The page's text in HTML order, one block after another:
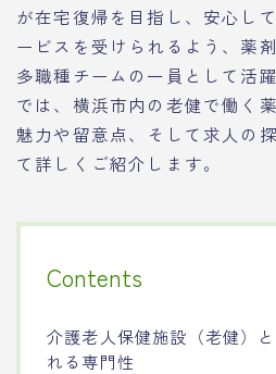
が在宅復帰を目指し、安心し
ービスを受けられるよう、薬
多職種チームの一員として活
では、横浜市内の老健で働く
魅力や留意点、そして求人の
て詳しくご紹介します。
Contents
介護老人保健施設（老健）
れる専門性